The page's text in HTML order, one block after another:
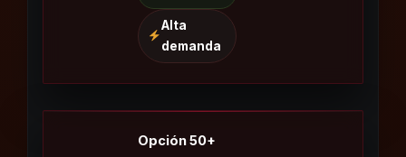
Alta
demanda
Opción 50+